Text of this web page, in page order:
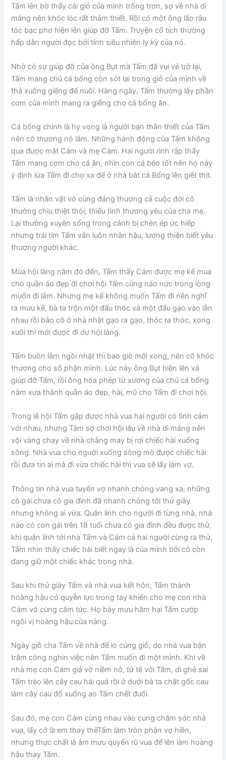
Tấm lên bờ thấy cái giỏ của mình trống trơn, sợ về nhà dì
mắng nên khóc lóc rất thảm thiết. Rồi có một ông lão râu
tóc bạc phơ hiện lên giúp đỡ Tấm. Truyện cổ tích thường
hấp dẫn người đọc bởi tính siêu nhiên ly kỳ của nó.
Nhờ có sự giúp đỡ của ông Bụt mà Tấm đã vui vẻ trở lại,
Tấm mang chú cá bống còn sót lại trong giỏ của mình về
thả xuống giếng để nuôi. Hàng ngày, Tấm thường lấy phần
cơm của mình mang ra giếng cho cá bống ăn.
Cá bống chính là hy vọng là người bạn thân thiết của Tấm
nên cô thương nó lắm. Những hành động của Tấm không
qua được mắt Cám và mẹ Cám. Hai người rình rập thấy
Tấm mang cơm cho cá ăn, nhìn con cá béo tốt nên họ nảy
ý định lừa Tấm đi chợ xa để ở nhà bắt cá Bống lên giết thịt.
Tấm là nhân vật vô cùng đáng thương cả cuộc đời cô
thường chịu thiệt thòi, thiếu tình thương yêu của cha mẹ.
Lại thường xuyên sống trong cảnh bị chèn ép ức hiếp
nhưng trái tim Tấm vẫn luôn nhân hậu, lương thiện biết yêu
thương người khác.
Mùa hội làng năm đó đến, Tấm thấy Cám được mẹ kế mua
cho quần áo đẹp đi chơi hội Tấm cũng náo nức trong lòng
muốn đi lắm. Nhưng mẹ kế không muốn Tấm đi nên nghĩ
ra mưu kế, bà ta trộn một đấu thóc và một đấu gạo vào lẫn
nhau rồi bảo cô ở nhà nhặt gạo ra gạo, thóc ra thóc, xong
xuôi thì mới được đi dự hội làng.
Tấm buồn lắm ngồi nhặt thì bao giờ mới xong, nên cô khóc
thương cho số phận mình. Lúc này ông Bụt hiện lên và
giúp đỡ Tấm, rồi ông hóa phép từ xương của chú cá bống
năm xưa thành quần áo đẹp, hài, mũ cho Tấm đi chơi hội.
Trong lễ hội Tấm gặp được nhà vua hai người có tình cảm
với nhau, nhưng Tâm sợ chơi hội lâu về nhà dì mắng nên
vội vàng chạy về nhà chẳng may bị rơi chiếc hài xuống
sông. Nhà vua cho người xuống sông mò được chiếc hài
rồi đưa tin ai mà đi vừa chiếc hài thì vua sẽ lấy làm vợ.
Thông tin nhà vua tuyển vợ nhanh chóng vang xa, những
cô gái chưa có gia đình đã nhanh chóng tới thử giày
nhưng không ai vừa. Quân lính cho người đi từng nhà, nhà
nào có con gái trên 18 tuổi chưa có gia đình đều được thử,
khi quân lính tới nhà Tấm và Cám cả hai người cùng ra thử,
Tấm nhìn thấy chiếc hài biết ngay là của mình bởi cô còn
đang giữ một chiếc khác trong nhà.
Sau khi thử giày Tấm và nhà vua kết hôn, Tấm thành
hoàng hậu có quyền lực trong tay khiến cho mẹ con nhà
Cám vô cùng căm tức. Họ bày mưu hãm hại Tấm cướp
ngôi vị hoàng hậu của nàng.
Ngày giỗ cha Tấm về nhà để lo cúng giỗ, do nhà vua bận
trăm công nghìn việc nên Tấm muốn đi một mình. Khi về
nhà mẹ con Cám giả vờ niềm nở, tử tế với Tấm, dì ghẻ sai
Tấm trèo lên cây cau hái quả rồi ở dưới bà ta chặt gốc cau
làm cây cau đổ xuống ao Tấm chết đuối.
Sau đó, mẹ con Cám cùng nhau vào cung chăm sóc nhà
vua, lấy cớ là em thay thếTấm làm tròn phận vợ hiền,
nhưng thực chất là âm mưu quyến rũ vua để lên làm hoàng
hậu thay Tấm.